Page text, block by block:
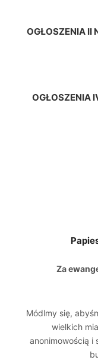
OGŁOSZENIA II
OGŁOSZENIA
Za
Módlmy się,
wielkich
anonimowością i